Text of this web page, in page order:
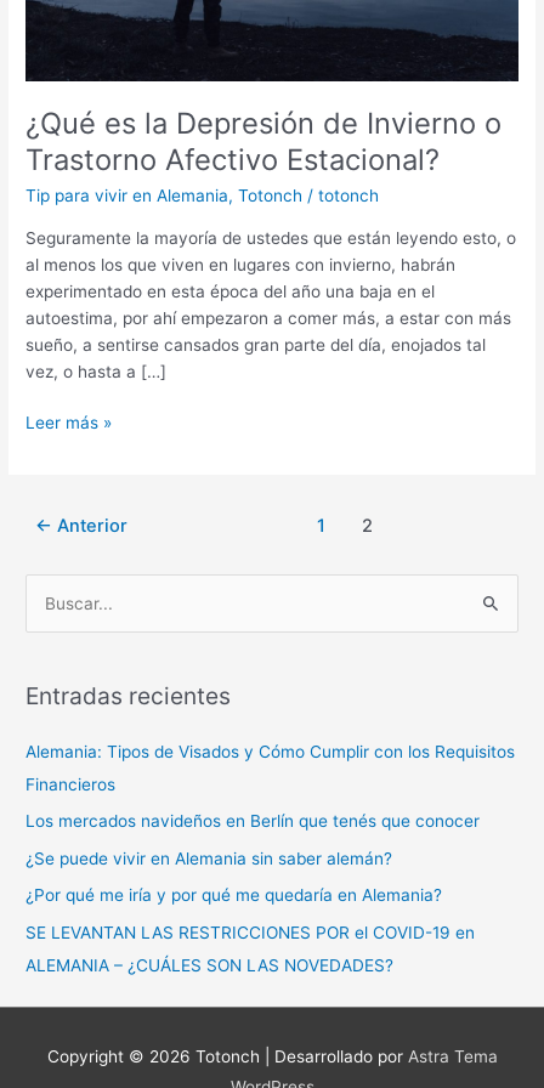
¿Qué es la Depresión de Invierno o
Trastorno Afectivo Estacional?
Tip para vivir en Alemania,Totonch /totonch
Seguramente la mayoría de ustedes que están leyendo esto, o
al menos los que viven en lugares con invierno, habrán
experimentado en esta época del año una baja en el
autoestima, por ahí empezaron a comer más, a estar con más
sueño, a sentirse cansados gran parte del día, enojados tal
vez, o hasta a […]
¿Qué
de
o
Trastorno
Afectivo
Leer más »
Paginación
entradas
← Anterior 1 2
c
r
p
o
r
Entradas recientes
Alemania: Tipos de Visados y Cómo Cumplir con los Requisitos
Financieros
Los mercados navideños en Berlín que tenés que conocer
¿Se puede vivir en Alemania sin saber alemán?
¿Por qué me iría y por qué me quedaría en Alemania?
SE LEVANTAN LAS RESTRICCIONES POR el COVID-19 en
ALEMANIA – ¿CUÁLES SON LAS NOVEDADES?
Copyright © 2026 Totonch | Desarrollado por Astra Tema